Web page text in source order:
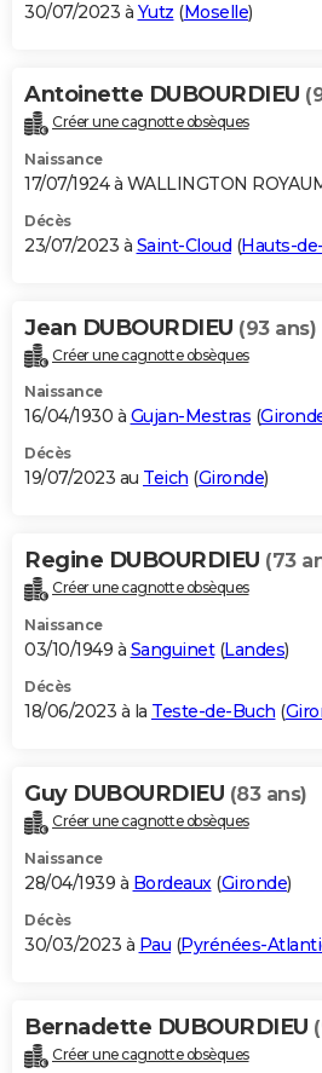
30/07/2023 à Yutz (Moselle)
Antoinette DUBOURDIEU
Créer une cagnotte obsèques
Naissance
17/07/1924 à WALLINGTON
Décès
23/07/2023 à Saint-Cloud (Hauts-
Jean DUBOURDIEU (93 ans)
Créer une cagnotte obsèques
Naissance
16/04/1930 à Gujan-Mestras (
Décès
19/07/2023 au Teich (Gironde)
Regine DUBOURDIEU (73
Créer une cagnotte obsèques
Naissance
03/10/1949 à Sanguinet(Landes)
Décès
18/06/2023 à la Teste-de-Buch (
Guy DUBOURDIEU (83 ans)
Créer une cagnotte obsèques
Naissance
28/04/1939 à Bordeaux(Gironde)
Décès
30/03/2023 à Pau (Pyrénées-
Bernadette DUBOURDIEU
Créer une cagnotte obsèques